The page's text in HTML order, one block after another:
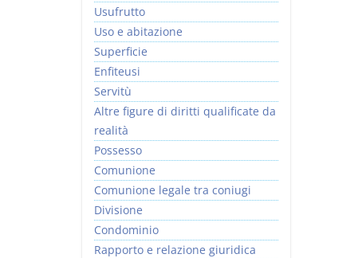
Usufrutto
Uso e abitazione
Superficie
Enfiteusi
Servitù
Altre figure di diritti qualificate da
realità
Possesso
Comunione
Comunione legale tra coniugi
Divisione
Condominio
Rapporto e relazione giuridica